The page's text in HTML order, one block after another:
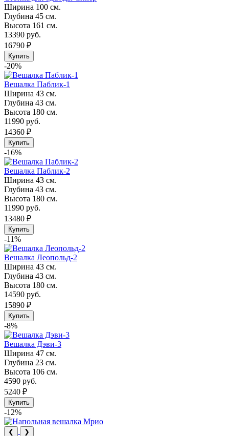
Ширина 100 см.
Глубина 45 см.
Высота 161 см.
13390 руб.
16790 ₽
Купить
-20%
Вешалка Паблик-1
Ширина 43 см.
Глубина 43 см.
Высота 180 см.
11990 руб.
14360 ₽
Купить
-16%
Вешалка Паблик-2
Ширина 43 см.
Глубина 43 см.
Высота 180 см.
11990 руб.
13480 ₽
Купить
-11%
Вешалка Леопольд-2
Ширина 43 см.
Глубина 43 см.
Высота 180 см.
14590 руб.
15890 ₽
Купить
-8%
Вешалка Дэви-3
Ширина 47 см.
Глубина 23 см.
Высота 106 см.
4590 руб.
5240 ₽
Купить
-12%
❮ ❯